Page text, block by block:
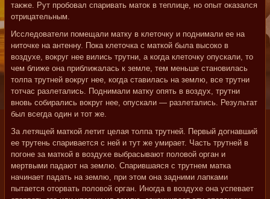
также. Рут пробовал спаривать маток в теплице, но опыт оказался
отрицательным.
Исследователи помещали матку в клеточку и поднимали ее на
ниточке на антенну. Пока клеточка с маткой была высоко в
воздухе, вокруг нее вились трутни, а когда клеточку опускали, то
чем ближе она приближалась к земле, тем меньше становилась
толпа трутней вокруг нее, когда ставилась на землю, все трутни
тотчас разлетались. Поднимали матку опять в воздух, трутни
вновь собирались вокруг нее, опускали — разлетались. Результат
был всегда один и тот же.
За летящей маткой летит целая толпа трутней. Первый догнавший
ее трутень спаривается с ней и тут же умирает. Часть трутней в
погоне за маткой в воздухе выбрасывают половой орган и
мертвыми падают на землю. Спарившаяся с трутнем матка
начинает падать на землю, при этом она задними лапками
пытается оторвать половой орган. Иногда в воздухе она успевает